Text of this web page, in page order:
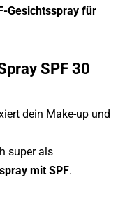
Gesichtsspray für
SPF 30
dein Make-up und
super als
mit SPF.